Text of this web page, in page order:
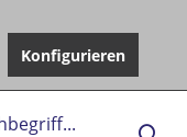
Konfigurieren